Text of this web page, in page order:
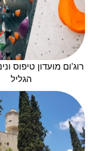
רוג'ום מועדון טיפוס
הגליל